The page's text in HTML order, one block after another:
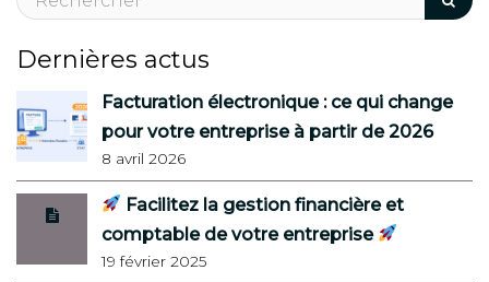
Dernières actus
Facturation électronique : ce qui change
pour votre entreprise à partir de 2026
8 avril 2026
Facilitez la gestion financière et
comptable de votre entreprise
19 février 2025